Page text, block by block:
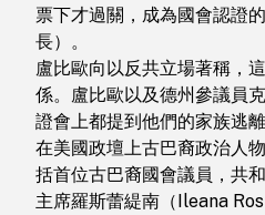
票下才過關，成為國會認證
長）。
盧比歐向以反共立場著稱，
係。盧比歐以及德州參議員
證會上都提到他們的家族逃
在美國政壇上古巴裔政治人
括首位古巴裔國會議員，共
主席羅斯蕾緹南（Ileana